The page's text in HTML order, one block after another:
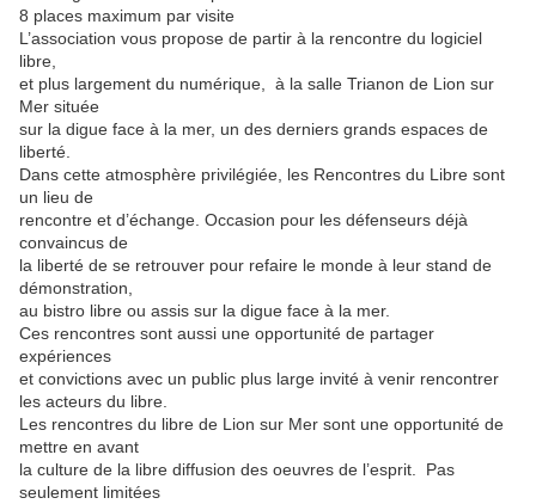
8 places maximum par visite
L’association vous propose de partir à la rencontre du logiciel
libre,
et plus largement du numérique, à la salle Trianon de Lion sur
Mer située
sur la digue face à la mer, un des derniers grands espaces de
liberté.
Dans cette atmosphère privilégiée, les Rencontres du Libre sont
un lieu de
rencontre et d’échange. Occasion pour les défenseurs déjà
convaincus de
la liberté de se retrouver pour refaire le monde à leur stand de
démonstration,
au bistro libre ou assis sur la digue face à la mer.
Ces rencontres sont aussi une opportunité de partager
expériences
et convictions avec un public plus large invité à venir rencontrer
les acteurs du libre.
Les rencontres du libre de Lion sur Mer sont une opportunité de
mettre en avant
la culture de la libre diffusion des oeuvres de l’esprit. Pas
seulement limitées